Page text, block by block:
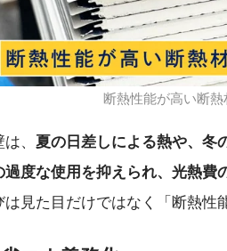
断熱性能が高い断
、 夏の日差しによる熱や、冬
過度な使用を抑えられ、光熱費
見た目だけではなく「断熱性